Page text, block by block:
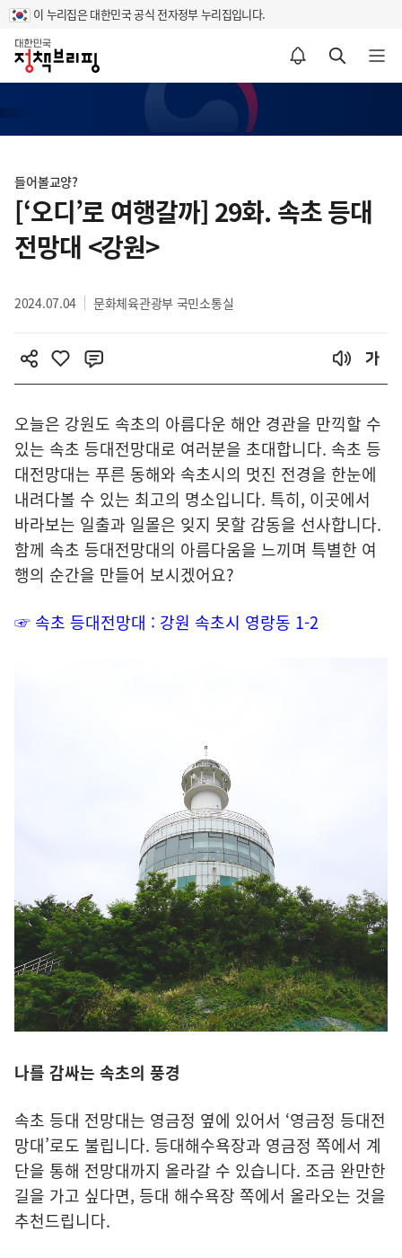
이 누리집은 대한민국 공식 전자정부 누리집입니다.
홈
알림설정 바로가기 검색 바로가기 메뉴 열기
텐
츠
영
역
들어볼교양?
[‘오디’로 여행갈까] 29화. 속초 등대
전망대 <강원>
2024.07.04 문화체육관광부 국민소통실
오늘은 강원도 속초의 아름다운 해안 경관을 만끽할 수
있는 속초 등대전망대로 여러분을 초대합니다. 속초 등
대전망대는 푸른 동해와 속초시의 멋진 전경을 한눈에
내려다볼 수 있는 최고의 명소입니다. 특히, 이곳에서
바라보는 일출과 일몰은 잊지 못할 감동을 선사합니다.
함께 속초 등대전망대의 아름다움을 느끼며 특별한 여
행의 순간을 만들어 보시겠어요?
☞ 속초 등대전망대 : 강원 속초시 영랑동 1-2
나를 감싸는 속초의 풍경
속초 등대 전망대는 영금정 옆에 있어서 ‘영금정 등대전
망대’로도 불립니다. 등대해수욕장과 영금정 쪽에서 계
단을 통해 전망대까지 올라갈 수 있습니다. 조금 완만한
길을 가고 싶다면, 등대 해수욕장 쪽에서 올라오는 것을
추천드립니다.